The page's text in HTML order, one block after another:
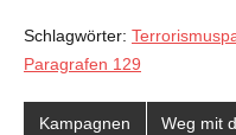
Schlagwörter:
Paragrafen 129
Kampagnen Weg mit